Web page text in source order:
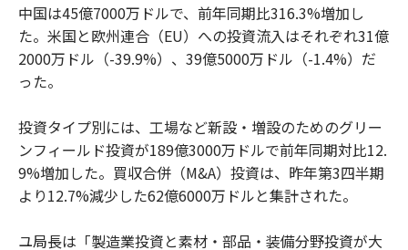
中国は45億7000万ドルで、前年同期比316.3%増加し
た。米国と欧州連合（EU）への投資流入はそれぞれ31億
2000万ドル（-39.9%）、39億5000万ドル（-1.4%）だ
った。
投資タイプ別には、工場など新設・増設のためのグリー
ンフィールド投資が189億3000万ドルで前年同期対比12.
9%増加した。買収合併（M&A）投資は、昨年第3四半期
より12.7%減少した62億6000万ドルと集計された。
ユ局長は「製造業投資と素材・部品・装備分野投資が大